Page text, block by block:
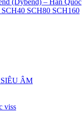
(Dybend) – Hàn Quốc
SCH80 SCH160
ÂM
viss